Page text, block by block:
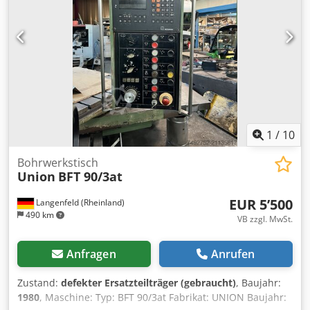
1 / 10
Langenfeld (Rheinland)
490 km
Bohrwerkstisch
Union BFT 90/3at
EUR 5’500
VB zzgl. MwSt.
Anfragen Anrufen
Zustand: defekter Ersatzteilträger (gebraucht), Baujahr:
1980, Maschine: Typ: BFT 90/3at Fabrikat: UNION Baujahr: